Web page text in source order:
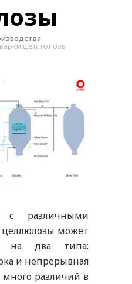
целлюлозы
с различными
целлюлозы может
на два типа:
и непрерывная
много различий в